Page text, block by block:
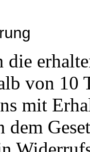
von 10
mit
dem